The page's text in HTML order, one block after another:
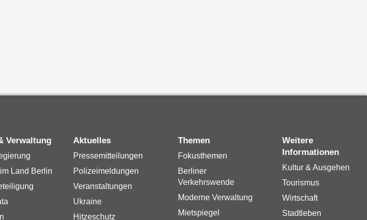
Verwaltung
Land Berlin
Aktuelles
Pressemitteilungen
Polizeimeldungen
Veranstaltungen
Ukraine
Hitzeschutz
Themen
Fokusthemen
Berliner
Verkehrswende
Moderne Verwaltung
Mietspiegel
Weitere
Informationen
Kultur & Ausgehen
Tourismus
Wirtschaft
Stadtleben